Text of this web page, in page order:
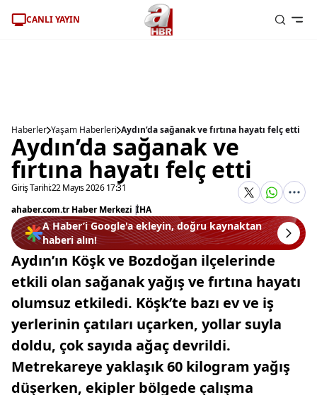
CANLI YAYIN
Haberler Yaşam Haberleri Aydın’da sağanak ve fırtına hayatı felç etti
Aydın’da sağanak ve
fırtına hayatı felç etti
Giriş Tarihi:22 Mayıs 2026 17:31
ahaber.com.tr Haber Merkezi |İHA
A Haber’i Google'a ekleyin, doğru kaynaktan
haberi alın!
Aydın’ın Köşk ve Bozdoğan ilçelerinde
etkili olan sağanak yağış ve fırtına hayatı
olumsuz etkiledi. Köşk’te bazı ev ve iş
yerlerinin çatıları uçarken, yollar suyla
doldu, çok sayıda ağaç devrildi.
Metrekareye yaklaşık 60 kilogram yağış
düşerken, ekipler bölgede çalışma